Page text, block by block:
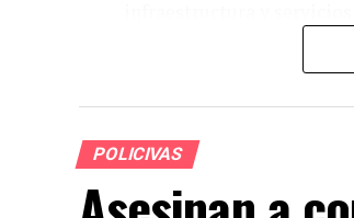
se destinaron a
salarios, alcanzando más
La gestión de Lee ha sido
POLICIVAS